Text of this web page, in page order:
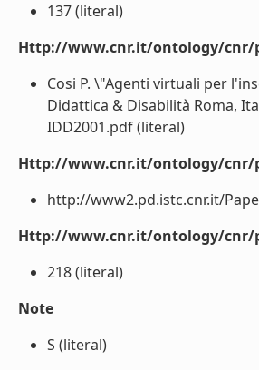
137 (literal)
Http://www.cnr.it/ontology/
Cosi P. \"Agenti virtuali per
Didattica & Disabilità Roma,
IDD2001.pdf (literal)
Http://www.cnr.it/ontology/cnr/
http://www2.pd.istc.cnr.it/
Http://www.cnr.it/ontology/cnr/
218 (literal)
Note
S (literal)